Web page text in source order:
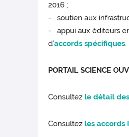
2016 ;
- soutien aux
- appui aux éditeurs
d’accords spécifiques.
PORTAIL SCIENCE
Consultezle détail
Consultezles accords